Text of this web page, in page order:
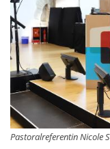
Pastoralreferentin Nicole